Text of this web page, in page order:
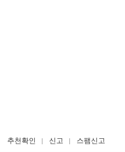
추천확인 신고 스팸신고